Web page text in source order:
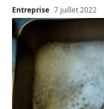
Entreprise 7 juillet 2022